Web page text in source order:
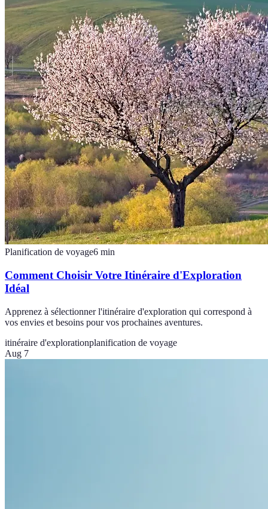
Planification de voyage6 min
Comment Choisir Votre Itinéraire d'Exploration
Idéal
Apprenez à sélectionner l'itinéraire d'exploration qui correspond à
vos envies et besoins pour vos prochaines aventures.
itinéraire d'explorationplanification de voyage
Aug 7